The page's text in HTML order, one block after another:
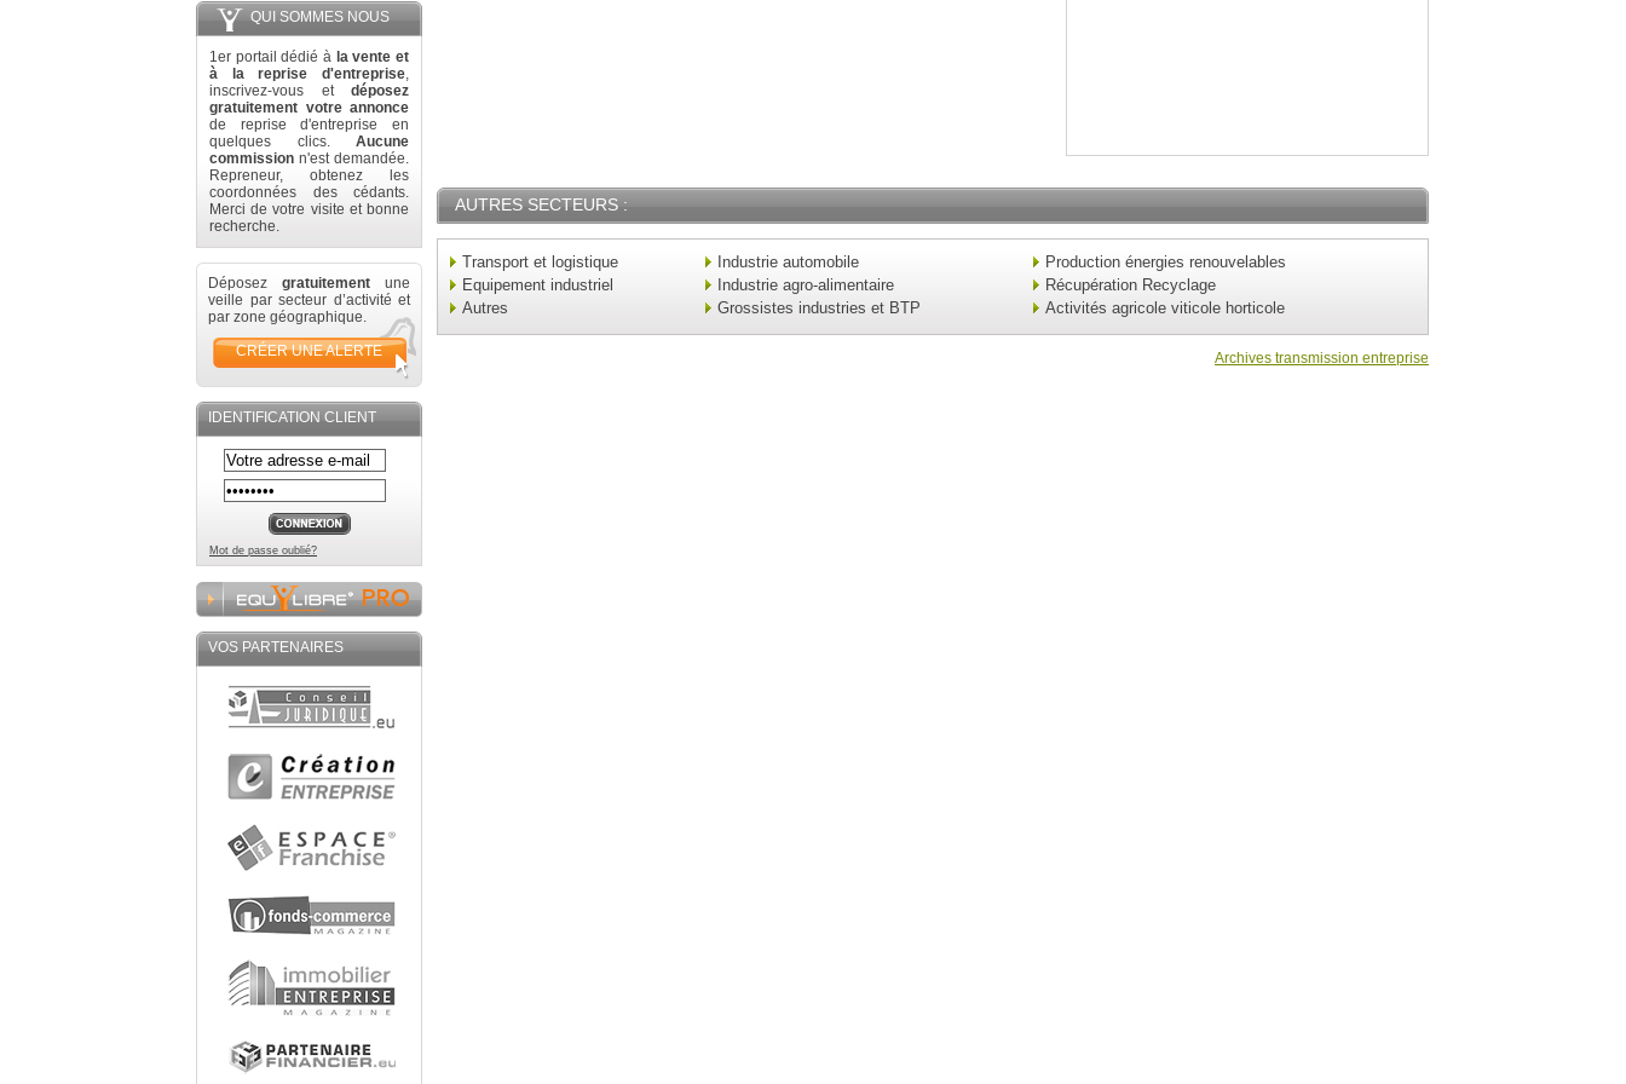
QUI SOMMES NOUS
1er portail dédié à la vente et
à la reprise d'entreprise,
inscrivez-vous et déposez
gratuitement votre annonce
de reprise d'entreprise en
quelques clics. Aucune
commission n'est demandée.
Repreneur, obtenez les
coordonnées des cédants.
Merci de votre visite et bonne
recherche.
Déposez gratuitement une
veille par secteur d’activité et
par zone géographique.
CRÉER UNE ALERTE
IDENTIFICATION CLIENT
Mot de passe oublié?
VOS PARTENAIRES
AUTRES SECTEURS :
Transport et logistique
Equipement industriel
Autres
Industrie automobile
Industrie agro-alimentaire
Grossistes industries et BTP
Production énergies renouvelables
Récupération Recyclage
Activités agricole viticole horticole
Archives transmission entreprise